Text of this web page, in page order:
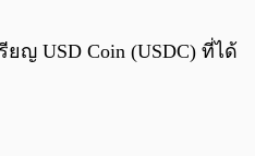
ญ USD Coin (USDC) ที่ได้